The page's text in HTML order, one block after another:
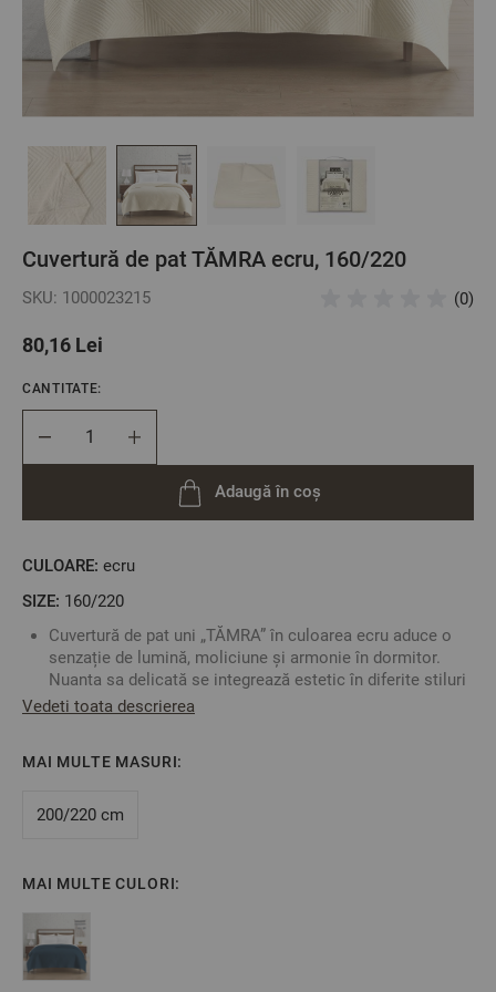
Cuvertură de pat TĂMRA ecru, 160/220
SKU: 1000023215 (0)
80,16 Lei
CULOARE: ecru
SIZE: 160/220
Cuvertură de pat uni „TĂMRA” în culoarea ecru aduce o
senzație de lumină, moliciune și armonie în dormitor.
Nuanta sa delicată se integrează estetic în diferite stiluri
de interior și conferă un aspect finisat și ordonat
multă căldură și confort zi de zi.
și finisat, în timp ce structura quiltată păstrează forma
îngrijire specială, se usucă rapid și este potrivit pentru
Caracteristici:
Dimensiune: 160/220
Vedeti toata descrierea
MAI MULTE MASURI:
200/220 cm
MAI MULTE CULORI:
CANTITATE:
Adaugă în coș